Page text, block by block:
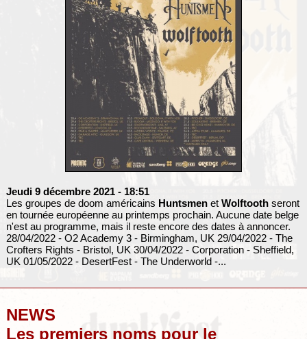
Jeudi 9 décembre 2021 - 18:51
Les groupes de doom américains Huntsmenet Wolftoothseront
en tournée européenne au printemps prochain. Aucune date belge
n'est au programme, mais il reste encore des dates à annoncer.
28/04/2022 - O2 Academy 3 - Birmingham, UK 29/04/2022 - The
Crofters Rights - Bristol, UK 30/04/2022 - Corporation - Sheffield,
UK 01/05/2022 - DesertFest - The Underworld -...
NEWS
Les premiers noms pour le